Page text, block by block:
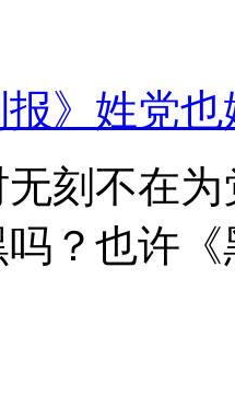
报》姓党
无刻不在
？也许